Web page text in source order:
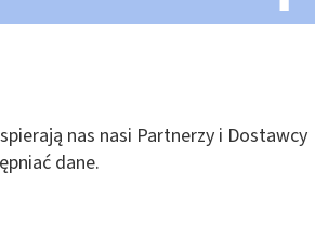
nas nasi Partnerzy i Dostawcy
dane.